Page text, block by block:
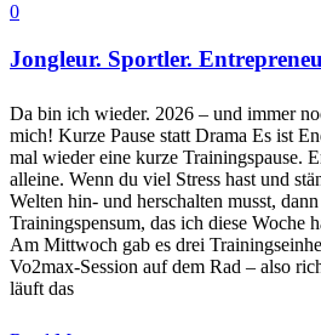
0
Jongleur. Sportler.
Da bin ich wieder. 2026 – und immer
mich! Kurze Pause statt Drama Es ist
mal wieder eine kurze Trainingspause.
alleine. Wenn du viel Stress hast und
Welten hin- und herschalten musst,
Trainingspensum, das ich diese Woche
Am Mittwoch gab es drei
Vo2max-Session auf dem Rad – also
läuft das